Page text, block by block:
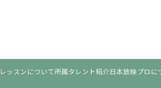
レッスンについて所属タレント紹介日本放映プロに